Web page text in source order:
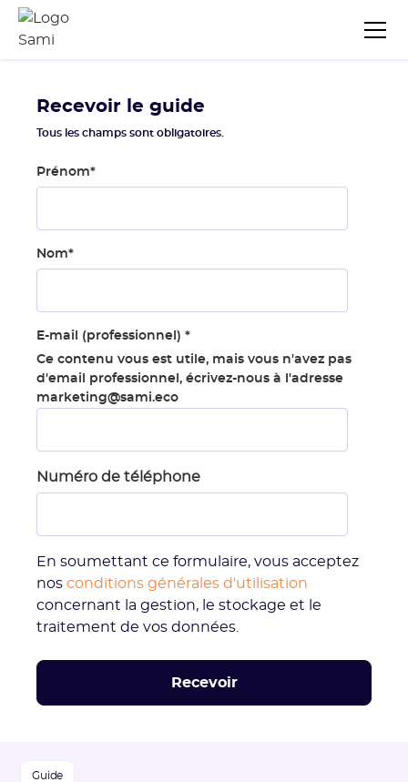
Guide
Recevoir le guide
Tous les champs sont obligatoires.
Prénom*
Nom*
E-mail (professionnel) *
Ce contenu vous est utile, mais vous n'avez pas
d'email professionnel, écrivez-nous à l'adresse
marketing@sami.eco
Numéro de téléphone
En soumettant ce formulaire, vous acceptez
nos conditions générales d'utilisation
concernant la gestion, le stockage et le
traitement de vos données.